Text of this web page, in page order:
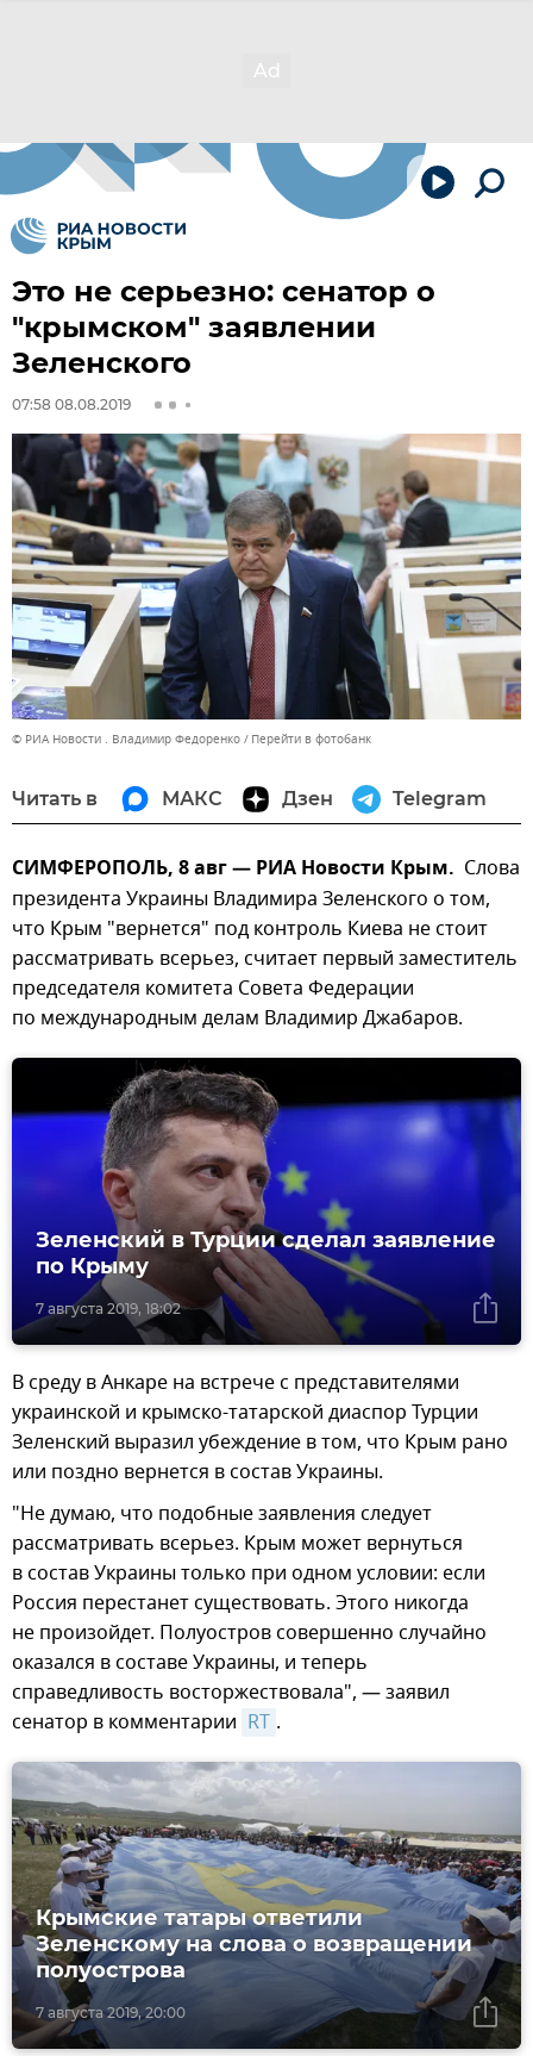
Это не серьезно: сенатор о
"крымском" заявлении
Зеленского
07:58 08.08.2019
© РИА Новости . Владимир Федоренко Перейти в фотобанк
Читать в МАКС Дзен Telegram
СИМФЕРОПОЛЬ, 8 авг — РИА Новости Крым. Слова
президента Украины Владимира Зеленского о том,
что Крым "вернется" под контроль Киева не стоит
рассматривать всерьез, считает первый заместитель
председателя комитета Совета Федерации
по международным делам Владимир Джабаров.
7 августа 2019, 18:02
Зеленский в Турции сделал заявление
по Крыму
В среду в Анкаре на встрече с представителями
украинской и крымско-татарской диаспор Турции
Зеленский выразил убеждение в том, что Крым рано
или поздно вернется в состав Украины.
"Не думаю, что подобные заявления следует
рассматривать всерьез. Крым может вернуться
в состав Украины только при одном условии: если
Россия перестанет существовать. Этого никогда
не произойдет. Полуостров совершенно случайно
оказался в составе Украины, и теперь
справедливость восторжествовала", — заявил
сенатор в комментарии RT .
7 августа 2019, 20:00
Крымские татары ответили
Зеленскому на слова о возвращении
полуострова